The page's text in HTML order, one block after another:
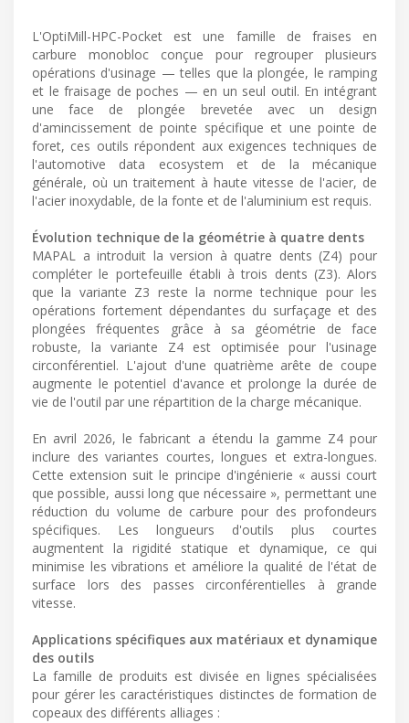
L'OptiMill-HPC-Pocket est une famille de fraises en
carbure monobloc conçue pour regrouper plusieurs
opérations d'usinage — telles que la plongée, le ramping
et le fraisage de poches — en un seul outil. En intégrant
une face de plongée brevetée avec un design
d'amincissement de pointe spécifique et une pointe de
foret, ces outils répondent aux exigences techniques de
l'automotive data ecosystem et de la mécanique
générale, où un traitement à haute vitesse de l'acier, de
l'acier inoxydable, de la fonte et de l'aluminium est requis.
Évolution technique de la géométrie à quatre dents
MAPAL a introduit la version à quatre dents (Z4) pour
compléter le portefeuille établi à trois dents (Z3). Alors
que la variante Z3 reste la norme technique pour les
opérations fortement dépendantes du surfaçage et des
plongées fréquentes grâce à sa géométrie de face
robuste, la variante Z4 est optimisée pour l'usinage
circonférentiel. L'ajout d'une quatrième arête de coupe
augmente le potentiel d'avance et prolonge la durée de
vie de l'outil par une répartition de la charge mécanique.
En avril 2026, le fabricant a étendu la gamme Z4 pour
inclure des variantes courtes, longues et extra-longues.
Cette extension suit le principe d'ingénierie « aussi court
que possible, aussi long que nécessaire », permettant une
réduction du volume de carbure pour des profondeurs
spécifiques. Les longueurs d'outils plus courtes
augmentent la rigidité statique et dynamique, ce qui
minimise les vibrations et améliore la qualité de l'état de
surface lors des passes circonférentielles à grande
vitesse.
Applications spécifiques aux matériaux et dynamique
des outils
La famille de produits est divisée en lignes spécialisées
pour gérer les caractéristiques distinctes de formation de
copeaux des différents alliages :